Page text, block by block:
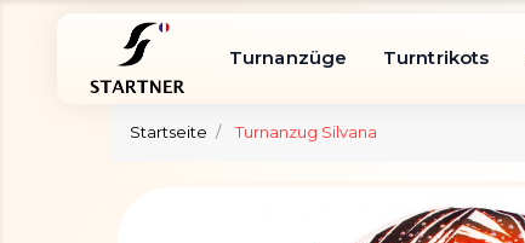
Turnanzüge Turntrikots
Startseite Turnanzug Silvana